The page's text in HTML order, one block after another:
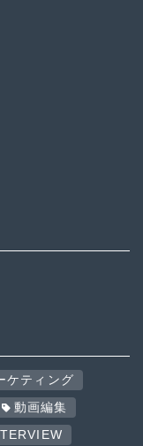
ケティング
動画編集